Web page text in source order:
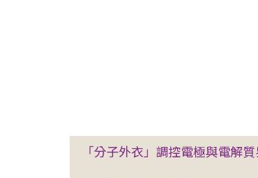
「分子外衣」調控電極與電解